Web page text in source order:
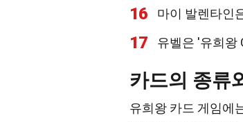
16 마이 발렌타인
17 유벨은 '유희왕
카드의 종류
유희왕 카드 게임에